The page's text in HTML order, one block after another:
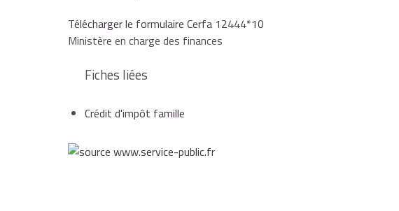
Télécharger le formulaire Cerfa 12444*10
Ministère en charge des finances
Fiches liées
Crédit d'impôt famille